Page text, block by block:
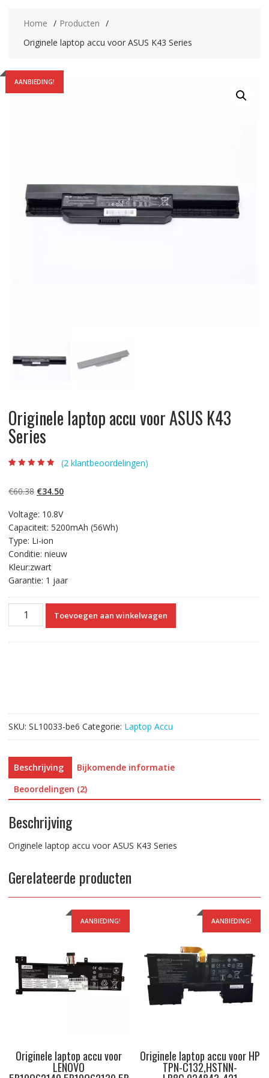
Home
Producten
Originele laptop accu voor ASUS K43 Series
AANBIEDING!
Originele laptop accu voor ASUS K43
Series
gebaseerd op
klantbeoordelin
(2 klantbeoordelingen)
€60.38 Oorspronkelijke
was:
€60.38.
€34.50Huidige
€34.50.
Voltage: 10.8V
Capaciteit: 5200mAh (56Wh)
Type: Li-ion
Conditie: nieuw
Kleur:zwart
Garantie: 1 jaar
Originele
Toevoegen aan winkelwagen
SKU: SL10033-be6 Categorie: Laptop Accu
Beschrijving
Bijkomende informatie
Beoordelingen (2)
Beschrijving
Originele laptop accu voor ASUS K43 Series
Gerelateerde producten
AANBIEDING!
Originele laptop accu voor
LENOVO
AANBIEDING!
Originele laptop accu voor HP
TPN-C132,HSTNN-